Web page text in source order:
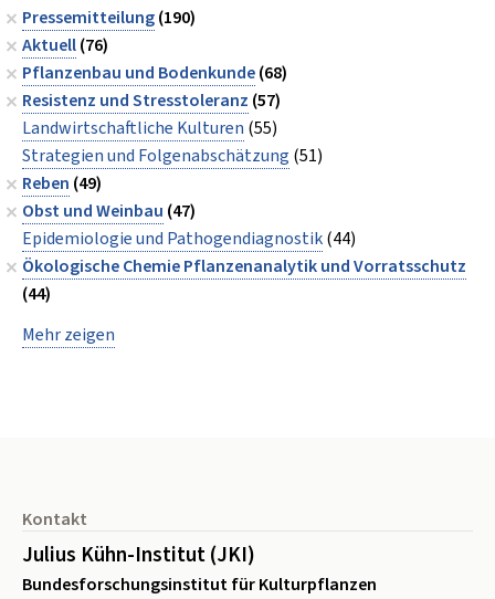
Pressemitteilung(190)
Aktuell(76)
Pflanzenbau und Bodenkunde(68)
Resistenz und Stresstoleranz (57)
Landwirtschaftliche Kulturen (55)
Strategien und Folgenabschätzung (51)
Reben (49)
Obst und Weinbau (47)
Epidemiologie und Pathogendiagnostik(44)
Ökologische Chemie Pflanzenanalytik und Vorratsschutz
(44)
Mehr zeigen
Kontakt
Julius Kühn-Institut (JKI)
Bundesforschungsinstitut für Kulturpflanzen